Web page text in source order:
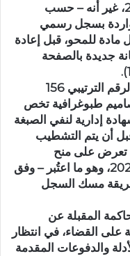
الجماعة انقضى بتاريخ 16 يونيو 2025، غير أنه – حسب
واردة بسجل رسمي
للمحو، قبل إعادة
جديدة بالصفحة
كما تفيد المعطيات أنه بالرجوع إلى الرقم الترتيبي 156
طبوغرافية تخص
إدارية لنفي الصبغة
أن يتم التشطيب
تعرض على منح
الترخيص للمشتكي بتاريخ 13 يونيو 2025، وهو ما اعتُبر – وفق
مسك السجل
المقبلة عن
على القضاء، في انتظار
والدفوعات المقدمة